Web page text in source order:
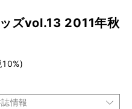
ズvol.13 2011年秋
情報